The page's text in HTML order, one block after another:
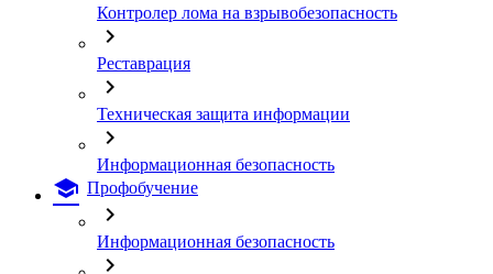
Контролер лома на взрывобезопасность
chevron_right
Реставрация
chevron_right
Техническая защита информации
chevron_right
Информационная безопасность
school Профобучение
chevron_right
Информационная безопасность
chevron_right